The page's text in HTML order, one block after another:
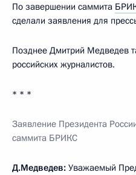
По завершении саммита
сделали заявления для
Позднее Дмитрий Медведев
российских журналистов.
* * *
Заявление Президента
саммита БРИКС
Д.Медведев: Уважаемый